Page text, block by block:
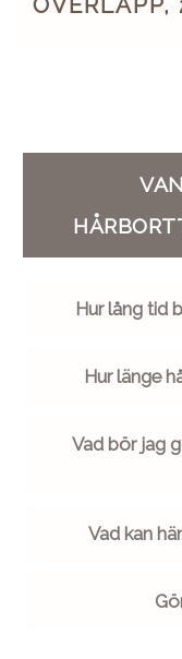
Hur lång tid
Hur länge
Vad bör jag
Vad kan